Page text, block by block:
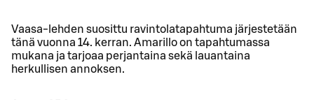
Vaasa-lehden suosittu ravintolatapahtuma järjestetään
tänä vuonna 14. kerran. Amarillo on tapahtumassa
mukana ja tarjoaa perjantaina sekä lauantaina
herkullisen annoksen.